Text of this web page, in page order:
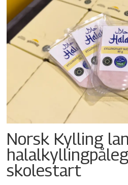
Norsk Kylling
skolestart